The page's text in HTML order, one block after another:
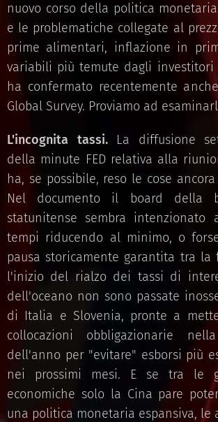
nuovo corso della politica
e le problematiche collegate al
prime alimentari, inflazione in
variabili più temute dagli investitori
ha confermato recentemente
Global Survey. Proviamo ad
L'incognita tassi.La diffusione
della minute FED relativa alla
ha, se possibile, reso le cose
Nel documento il board della
statunitense sembra intenzionato
tempi riducendo al minimo, o
pausa storicamente garantita tra la
l'inizio del rialzo dei tassi di
dell'oceano non sono passate
di Italia e Slovenia, pronte a
collocazioni obbligazionarie
dell'anno per "evitare" esborsi più
nei prossimi mesi. E se tra le
economiche solo la Cina pare
una politica monetaria espansiva, le